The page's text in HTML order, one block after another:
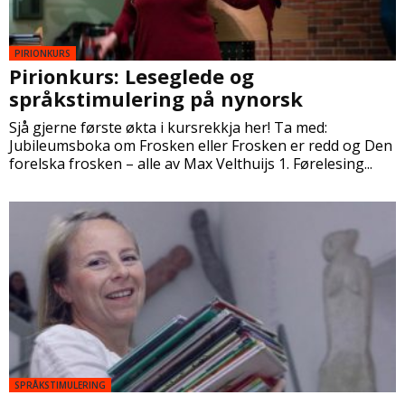
PIRIONKURS
Pirionkurs: Leseglede og
språkstimulering på nynorsk
Sjå gjerne første økta i kursrekkja her! Ta med:
Jubileumsboka om Frosken eller Frosken er redd og Den
forelska frosken – alle av Max Velthuijs 1. Førelesing...
SPRÅKSTIMULERING